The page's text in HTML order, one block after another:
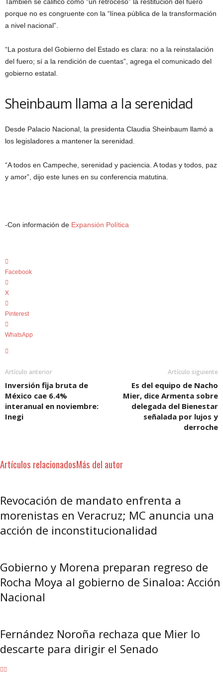
porque no es congruente con la “línea pública de la transformación
a nivel nacional”.
“La postura del Gobierno del Estado es clara: no a la reinstalación
del fuero; sí a la rendición de cuentas”, agrega el comunicado del
gobierno estatal.
Sheinbaum llama a la serenidad
Desde Palacio Nacional, la presidenta Claudia Sheinbaum llamó a
los legisladores a mantener la serenidad.
“A todos en Campeche, serenidad y paciencia. A todas y todos, paz
y amor”, dijo este lunes en su conferencia matutina.
-Con información de Expansión Política
Facebook
X
Pinterest
WhatsApp
Artículo anterior
Inversión fija bruta de
México cae 6.4%
interanual en noviembre:
Inegi
Artículo siguiente
Es del equipo de Nacho
Mier, dice Armenta sobre
delegada del Bienestar
señalada por lujos y
derroche
Artículos relacionadosMás del autor
Revocación de mandato enfrenta a
morenistas en Veracruz; MC anuncia una
acción de inconstitucionalidad
Gobierno y Morena preparan regreso de
Rocha Moya al gobierno de Sinaloa: Acción
Nacional
Fernández Noroña rechaza que Mier lo
descarte para dirigir el Senado